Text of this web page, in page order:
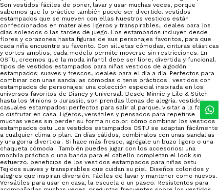
Son vestidos fáciles de poner, lavar y usar muchas veces, porque
sabemos que lo práctico también puede ser divertido. vestidos
estampados que se mueven con ellas Nuestros vestidos están
confeccionados en materiales ligeros y transpirables, ideales para los
días soleados o las tardes de juego. Los estampados incluyen desde
flores y corazones hasta figuras de sus personajes favoritos, para que
cada niña encuentre su favorito. Con siluetas cómodas, cinturas elásticas
y cortes amplios, cada modelo permite moverse sin restricciones. En
OSTU, creemos que la moda infantil debe ser libre, divertida y funcional.
tipos de vestidos estampados para niñas vestidos de algodón
estampados: suaves y frescos, ideales para el día a día. Perfectos para
combinar con unas sandalias cómodas o tenis prácticos . vestidos con
estampados de personajes: una colección especial inspirada en los
universos favoritos de Disney y Universal. Desde Minnie y Lilo & Stitch
hasta los Minions o Jurassic, son prendas llenas de alegría. vestidos
casuales estampados: perfectos para salir al parque, visitar a la familia
o disfrutar en casa. Ligeros, versátiles y pensados para repetirse
muchas veces sin perder su forma ni color. cómo combinar los vestidos
estampados ostu Los vestidos estampados OSTU se adaptan fácilmente
a cualquier clima o plan. En días cálidos, combínalos con unas sandalias
y una gorra divertida . Si hace más fresco, agrégale un buzo ligero o una
chaqueta cómoda . También puedes jugar con los accesorios: una
mochila práctica o una banda para el cabello completan el look sin
esfuerzo. beneficios de los vestidos estampados para niñas ostu
Tejidos suaves y transpirables que cuidan su piel. Diseños coloridos y
alegres que inspiran diversión. Fáciles de lavar y mantener como nuevos.
Versátiles para usar en casa, la escuela o un paseo. Resistentes para